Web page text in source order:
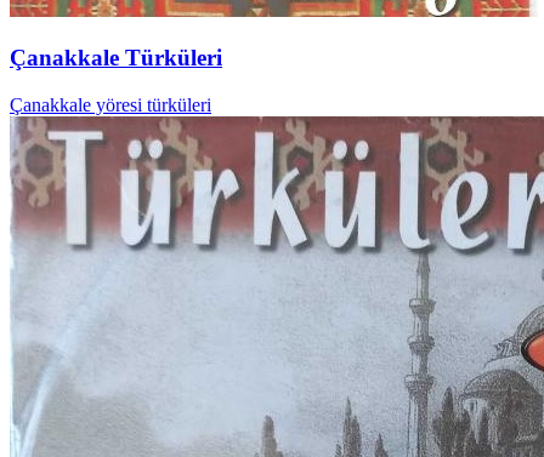
Çanakkale Türküleri
Çanakkale yöresi türküleri